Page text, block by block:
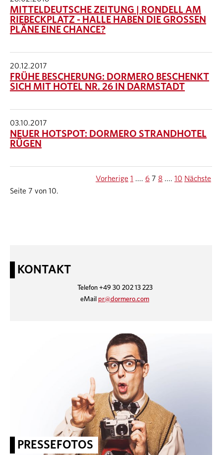
MITTELDEUTSCHE ZEITUNG | RONDELL AM
RIEBECKPLATZ - HALLE HABEN DIE GROSSEN P
LÄNE EINE CHANCE?
20.12.2017
FRÜHE BESCHERUNG: DORMERO BESCHENKT
SICH MIT HOTEL NR. 26 IN DARMSTADT
03.10.2017
NEUER HOTSPOT: DORMERO STRANDHOTEL
RÜGEN
Seite 7 von 10.
Vorherige 1 .... 6 7 8 .... 10 Nächste
KONTAKT
Telefon +49 30 202 13 223
eMail pr@dormero.com
PRESSEFOTOS